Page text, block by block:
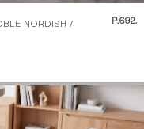
NORDISH /
P.692.